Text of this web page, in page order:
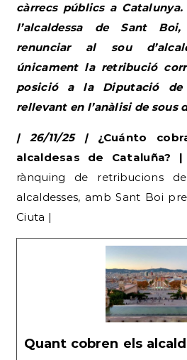
càrrecs públics a
l’alcaldessa de Sant
renunciar al sou
únicament la retribució
posició a la Diputació de
rellevant en l’anàlisi de sous
| 26/11/25 | ¿Cuánto
alcaldesas de Cataluña? |
rànquing de retribucions
alcaldesses, amb Sant Boi
Ciuta |
Quant cobren els